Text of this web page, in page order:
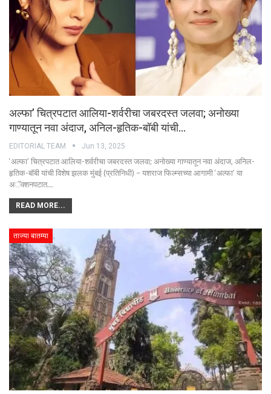
अल्फा’ चित्रपटात आलिया-शर्वरीचा जबरदस्त जलवा; अनोख्या
गाण्यातून नवा अंदाज, अनिल-हृतिक-बॉबी यांची…
EDITORIAL TEAM Jun 13, 2025
‘अल्फा’ चित्रपटात आलिया-शर्वरीचा जबरदस्त जलवा; अनोख्या गाण्यातून नवा अंदाज, अनिल-
हृतिक-बॉबी यांची विशेष झलक मुंबई (प्रतिनिधी) – यशराज फिल्म्सच्या आगामी ‘अल्फा’ या
अॅक्शनपटात…
READ MORE...
ताज्या बातम्या